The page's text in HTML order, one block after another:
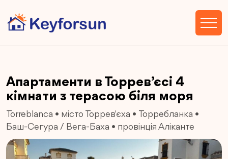
Апартаменти в Торрев’єсі 4
кімнати з терасою біля моря
Torreblanca • місто Торрев'єха • Торребланка •
Баш-Сегура / Вега-Баха • провінція Аліканте